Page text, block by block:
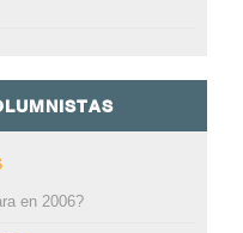
en 2006?